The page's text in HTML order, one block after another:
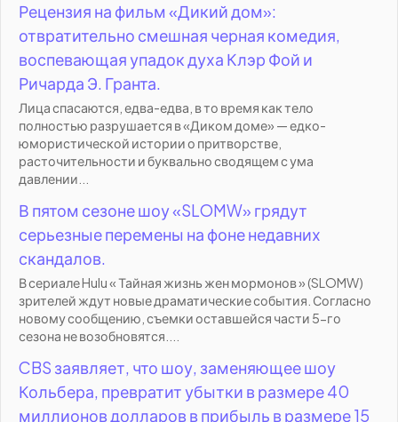
Рецензия на фильм «Дикий дом»:
отвратительно смешная черная комедия,
воспевающая упадок духа Клэр Фой и
Ричарда Э. Гранта.
Лица спасаются, едва-едва, в то время как тело
полностью разрушается в «Диком доме» — едко-
юмористической истории о притворстве,
расточительности и буквально сводящем с ума
давлении...
В пятом сезоне шоу «SLOMW» грядут
серьезные перемены на фоне недавних
скандалов.
В сериале Hulu « Тайная жизнь жен мормонов » (SLOMW)
зрителей ждут новые драматические события. Согласно
новому сообщению, съемки оставшейся части 5-го
сезона не возобновятся....
CBS заявляет, что шоу, заменяющее шоу
Кольбера, превратит убытки в размере 40
миллионов долларов в прибыль в размере 15